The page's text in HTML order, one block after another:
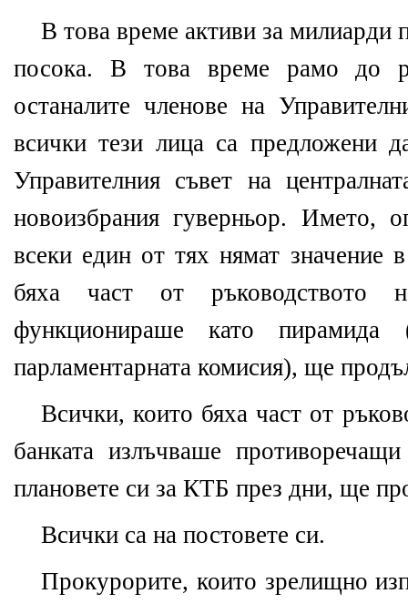
В това време активи за милиарди
посока. В това време рамо до
останалите членове на
всички тези лица са предложени
Управителния съвет на
новоизбрания гуверньор. Името,
всеки един от тях нямат значение
бяха част от
функционираше като пирамида
парламентарната комисия), ще
Всички, които бяха част от
банката излъчваше
плановете си за КТБ през дни, ще
Всички са на постовете си.
Прокурорите, които зрелищно